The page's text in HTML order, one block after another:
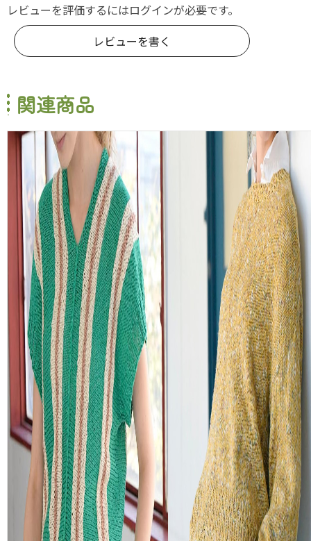
レビューを評価するにはログインが必要です。
レビューを書く
関連商品